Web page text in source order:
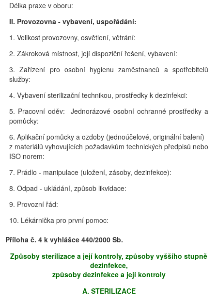
Délka praxe v oboru:
II. Provozovna - vybavení, uspořádání:
1. Velikost provozovny, osvětlení, větrání:
2. Zákroková místnost, její dispoziční řešení, vybavení:
3. Zařízení pro osobní hygienu zaměstnanců a spotřebitelů
služby:
4. Vybavení sterilizační technikou, prostředky k dezinfekci:
5. Pracovní oděv: Jednorázové osobní ochranné prostředky a
pomůcky:
6. Aplikační pomůcky a ozdoby (jednoúčelové, originální balení)
z materiálů vyhovujících požadavkům technických předpisů nebo
ISO norem:
7. Prádlo - manipulace (uložení, zásoby, dezinfekce):
8. Odpad - ukládání, způsob likvidace:
9. Provozní řád:
10. Lékárnička pro první pomoc:
Příloha č. 4 k vyhlášce 440/2000 Sb.
Způsoby sterilizace a její kontroly, způsoby vyššího stupně
dezinfekce,
způsoby dezinfekce a její kontroly
A. STERILIZACE